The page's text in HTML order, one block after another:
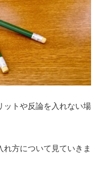
ットや反論を入れない場
方について見ていきま